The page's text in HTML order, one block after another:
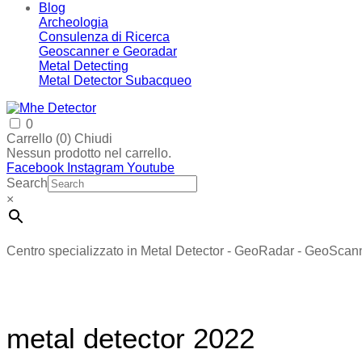
Blog
Archeologia
Consulenza di Ricerca
Geoscanner e Georadar
Metal Detecting
Metal Detector Subacqueo
0
Carrello (0) Chiudi
Nessun prodotto nel carrello.
Facebook Instagram Youtube
Search
×
Centro specializzato in Metal Detector - GeoRadar -
metal detector 2022